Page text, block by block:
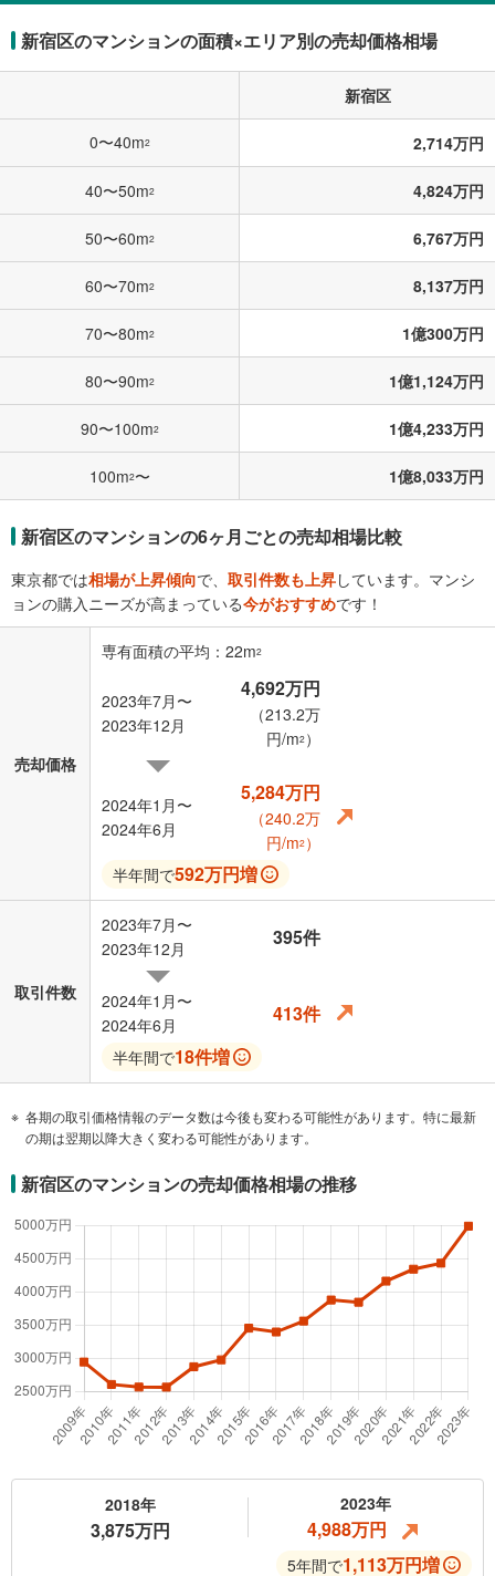
新宿区のマンションの面積×エリア別の売却価格相場
新宿区
0〜40m2 2,714万円
40〜50m2 4,824万円
50〜60m2 6,767万円
60〜70m2 8,137万円
70〜80m2 1億300万円
80〜90m2 1億1,124万円
90〜100m2 1億4,233万円
100m2〜 1億8,033万円
新宿区のマンションの6ヶ月ごとの売却相場比較
東京都では相場が上昇傾向で、 取引件数も上昇しています。マンシ
ョンの購入ニーズが高まっている今がおすすめです！
売却価格
専有面積の平均：22m2
2023年7月〜
2023年12月
4,692万円
（213.2万
円/m2）
2024年1月〜
2024年6月
5,284万円
（240.2万
円/m2）
半年間で592万円増
取引件数
2023年7月〜
2023年12月
395件
2024年1月〜
2024年6月
413件
半年間で18件増
各期の取引価格情報のデータ数は今後も変わる可能性があります。特に最新
の期は翌期以降大きく変わる可能性があります。
新宿区のマンションの売却価格相場の推移
2018年
3,875万円
2023年
4,988万円
5年間で1,113万円増